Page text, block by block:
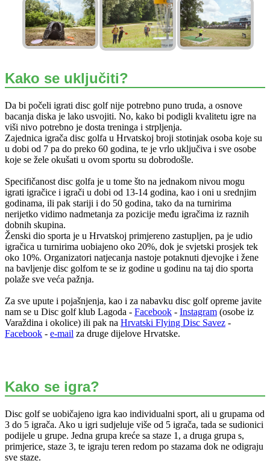
Kako se uključiti?
Da bi počeli igrati disc golf nije potrebno puno truda, a osnove
bacanja diska je lako usvojiti. No, kako bi podigli kvalitetu igre na
viši nivo potrebno je dosta treninga i strpljenja.
Zajednica igrača disc golfa u Hrvatskoj broji stotinjak osoba koje su
u dobi od 7 pa do preko 60 godina, te je vrlo uključiva i sve osobe
koje se žele okušati u ovom sportu su dobrodošle.
Specifičanost disc golfa je u tome što na jednakom nivou mogu
igrati igračice i igrači u dobi od 13-14 godina, kao i oni u srednjim
godinama, ili pak stariji i do 50 godina, tako da na turnirima
nerijetko vidimo nadmetanja za pozicije među igračima iz raznih
dobnih skupina.
Ženski dio sporta je u Hrvatskoj primjereno zastupljen, pa je udio
igračica u turnirima uobiajeno oko 20%, dok je svjetski prosjek tek
oko 10%. Organizatori natjecanja nastoje potaknuti djevojke i žene
na bavljenje disc golfom te se iz godine u godinu na taj dio sporta
polaže sve veća pažnja.
Za sve upute i pojašnjenja, kao i za nabavku disc golf opreme javite
nam se u Disc golf klub Lagoda - Facebook - Instagram (osobe iz
Varaždina i okolice) ili pak na Hrvatski Flying Disc Savez -
Facebook - e-mail za druge dijelove Hrvatske.
Kako se igra?
Disc golf se uobičajeno igra kao individualni sport, ali u grupama od
3 do 5 igrača. Ako u igri sudjeluje više od 5 igrača, tada se sudionici
podijele u grupe. Jedna grupa kreće sa staze 1, a druga grupa s,
primjerice, staze 3, te igraju teren redom po stazama dok ne odigraju
sve staze.